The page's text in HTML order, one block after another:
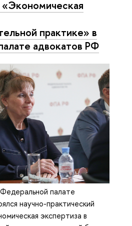
«Экономическая
практике» в
адвокатов РФ
палате
научно-практический
экспертиза в